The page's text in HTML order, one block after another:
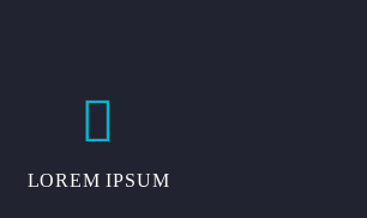


LOREM IPSUM